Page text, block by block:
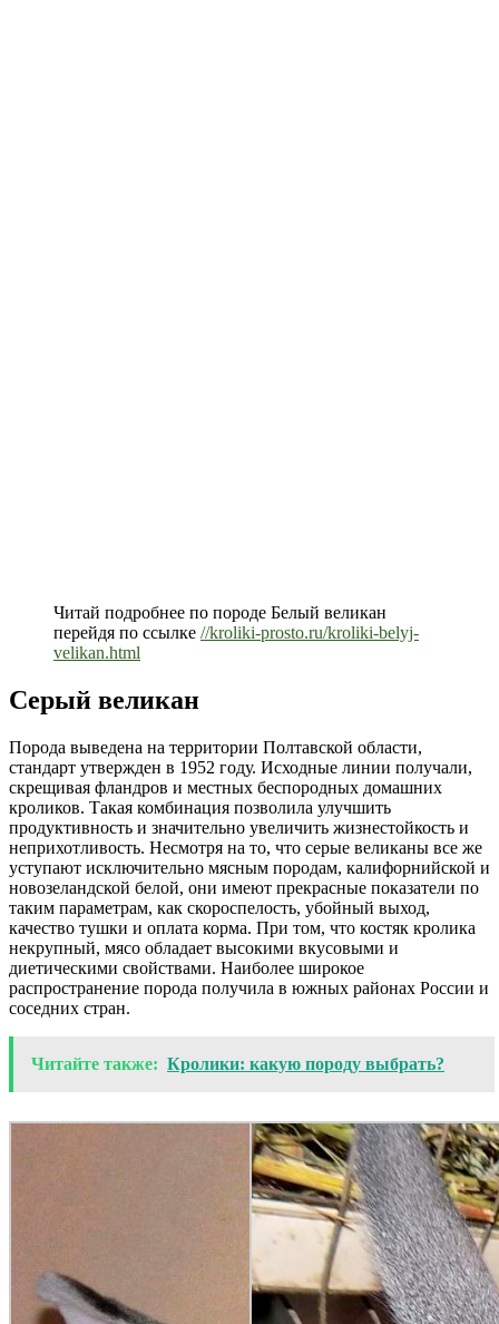
Читай подробнее по породе Белый великан
перейдя по ссылке //kroliki-prosto.ru/kroliki-belyj-
velikan.html
Серый великан
Порода выведена на территории Полтавской области,
стандарт утвержден в 1952 году. Исходные линии получали,
скрещивая фландров и местных беспородных домашних
кроликов. Такая комбинация позволила улучшить
продуктивность и значительно увеличить жизнестойкость и
неприхотливость. Несмотря на то, что серые великаны все же
уступают исключительно мясным породам, калифорнийской и
новозеландской белой, они имеют прекрасные показатели по
таким параметрам, как скороспелость, убойный выход,
качество тушки и оплата корма. При том, что костяк кролика
некрупный, мясо обладает высокими вкусовыми и
диетическими свойствами. Наиболее широкое
распространение порода получила в южных районах России и
соседних стран.
Читайте также: Кролики: какую породу выбрать?